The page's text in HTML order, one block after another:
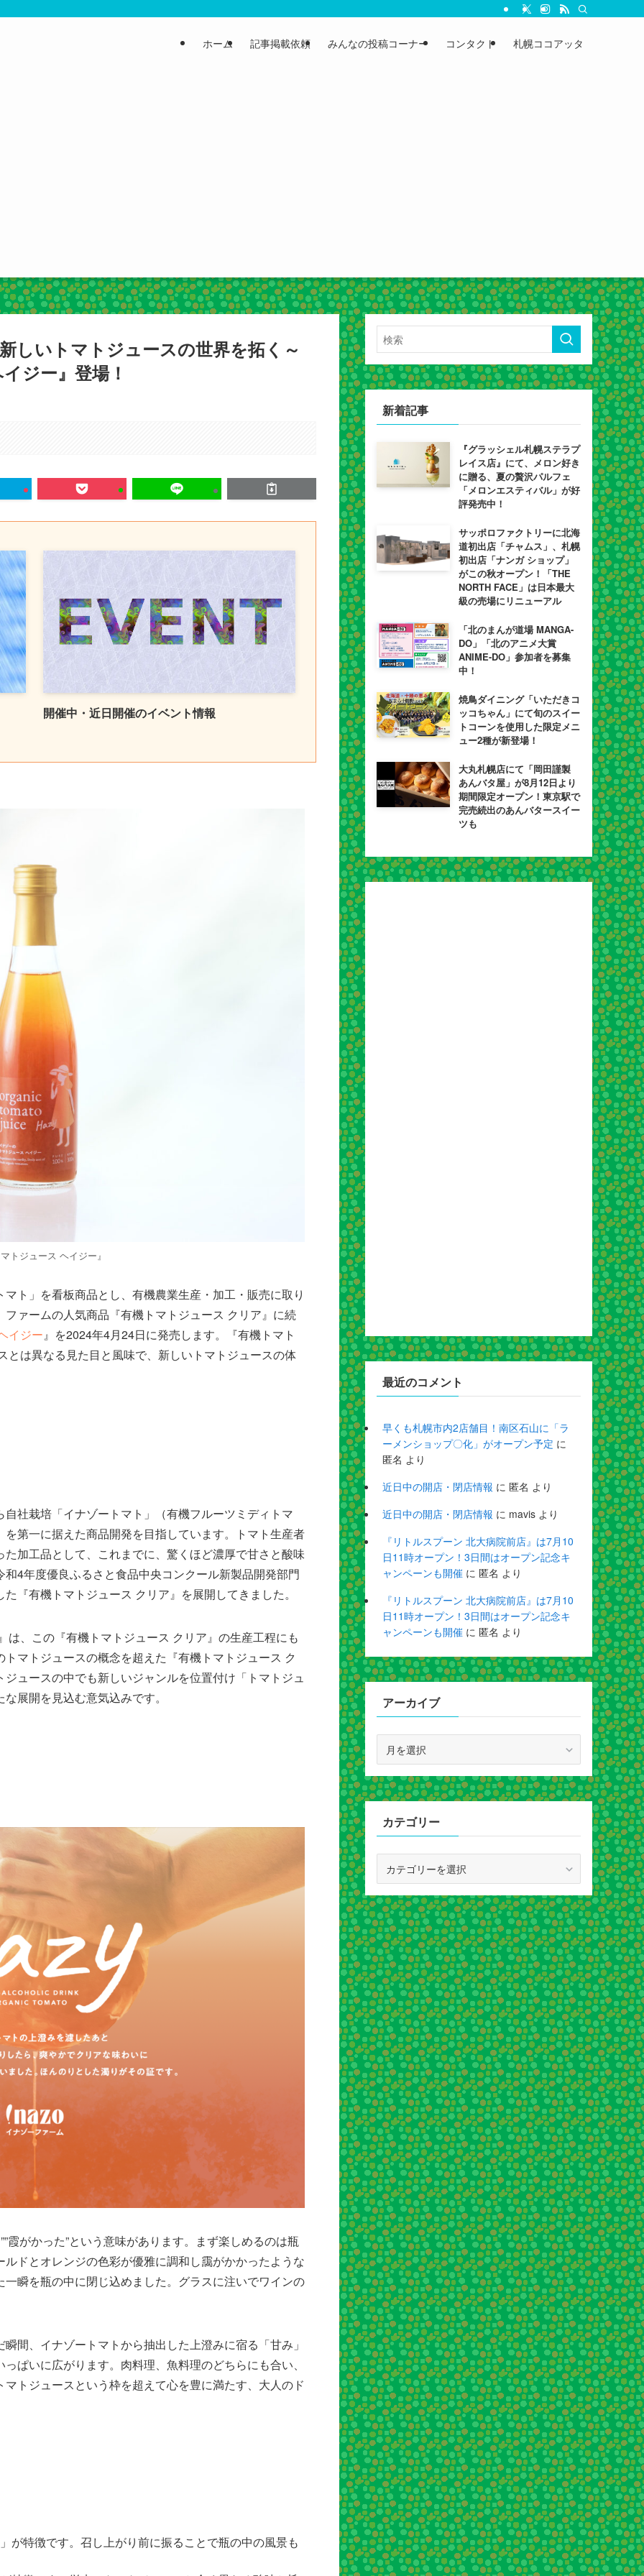
ホーム 記事掲載依頼 みんなの投稿コーナー コンタクト 札幌ココアッタ
しいトマトジュースの世界を拓く～
ジー』登場！
開催中・近日開催のイベント情報
トジュース ヘイジー』
ト」を看板商品とし、有機農業生産・加工・販売に取り
ァームの人気商品『有機トマトジュース クリア』に続
イジー』を2024年4月24日に発売します。『有機トマト
とは異なる見た目と風味で、新しいトマトジュースの体
社栽培「イナゾートマト」（有機フルーツミディトマ
第一に据えた商品開発を目指しています。トマト生産者
加工品として、これまでに、驚くほど濃厚で甘さと酸味
4年度優良ふるさと食品中央コンクール新製品開発部門
『有機トマトジュース クリア』を展開してきました。
、この『有機トマトジュース クリア』の生産工程にも
マトジュースの概念を超えた『有機トマトジュース ク
ュースの中でも新しいジャンルを位置付け「トマトジュ
展開を見込む意気込みです。
霞がかった”という意味があります。まず楽しめるのは瓶
ドとオレンジの色彩が優雅に調和し靄がかかったような
瞬を瓶の中に閉じ込めました。グラスに注いでワインの
間、イナゾートマトから抽出した上澄みに宿る「甘み」
ぱいに広がります。肉料理、魚料理のどちらにも合い、
トジュースという枠を超えて心を豊に満たす、大人のド
が特徴です。召し上がり前に振ることで瓶の中の風景も
新着記事
『グラッシェル札幌ステラプ
レイス店』にて、メロン好き
に贈る、夏の贅沢パルフェ
「メロンエスティバル」が好
評発売中！
サッポロファクトリーに北海
道初出店「チャムス」、札幌
初出店「ナンガ ショップ」
がこの秋オープン！「THE
NORTH FACE」は日本最大
級の売場にリニューアル
「北のまんが道場 MANGA-
DO」「北のアニメ大賞
ANIME-DO」参加者を募集
中！
焼鳥ダイニング「いただきコ
ッコちゃん」にて旬のスイー
トコーンを使用した限定メニ
ュー2種が新登場！
大丸札幌店にて「岡田謹製
あんバタ屋」が8月12日より
期間限定オープン！東京駅で
完売続出のあんバタースイー
ツも
最近のコメント
早くも札幌市内2店舗目！南区石山に「ラ
ーメンショップ〇化」がオープン予定 に
匿名 より
近日中の開店・閉店情報 に 匿名 より
近日中の開店・閉店情報 に mavis より
『リトルスプーン 北大病院前店』は7月10
日11時オープン！3日間はオープン記念キ
ャンペーンも開催 に 匿名 より
『リトルスプーン 北大病院前店』は7月10
日11時オープン！3日間はオープン記念キ
ャンペーンも開催 に 匿名 より
アーカイブ
カ
イ
ブ
カテゴリー
ゴ
リ
ー